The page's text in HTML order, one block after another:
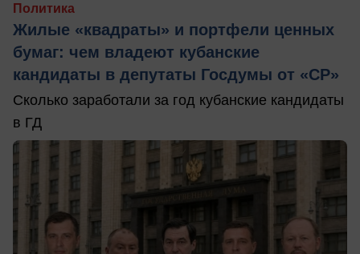
Политика
Жилые «квадраты» и портфели ценных
бумаг: чем владеют кубанские
кандидаты в депутаты Госдумы от «СР»
Сколько заработали за год кубанские кандидаты
в ГД